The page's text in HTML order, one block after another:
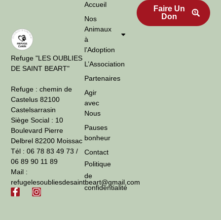
Refuge "LES OUBLIES
DE SAINT BEART"
Refuge : chemin de
Castelus 82100
Castelsarrasin
Siège Social : 10
Boulevard Pierre
Delbrel 82200 Moissac
Tél : 06 78 83 49 73 /
06 89 90 11 89
Mail :
refugelesoubliesdesaintbeart@gmail.com
Accueil
Nos
Animaux
à
l’Adoption
L’Association
Partenaires
Agir
avec
Nous
Pauses
bonheur
Contact
Politique
de
confidentialité
Faire Un
Don